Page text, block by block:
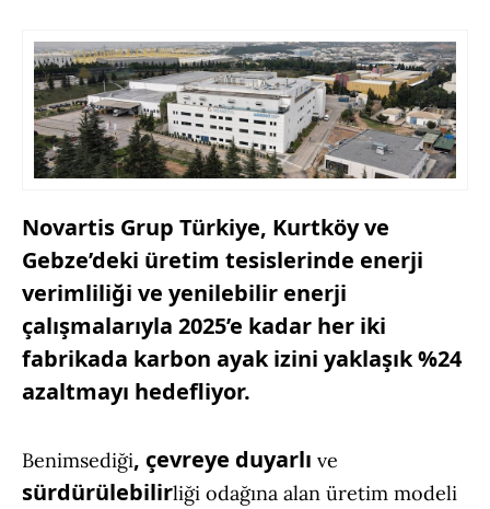
Novartis Grup Türkiye, Kurtköy ve
Gebze’deki üretim tesislerinde enerji
verimliliği ve yenilebilir enerji
çalışmalarıyla 2025’e kadar her iki
fabrikada karbon ayak izini yaklaşık %24
azaltmayı hedefliyor.
Benimsediği, çevreye duyarlı ve
sürdürülebilirliği odağına alan üretim modeli